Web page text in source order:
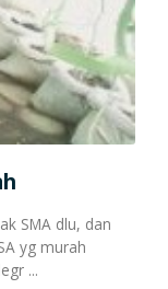
SMA dlu, dan
yg murah
...